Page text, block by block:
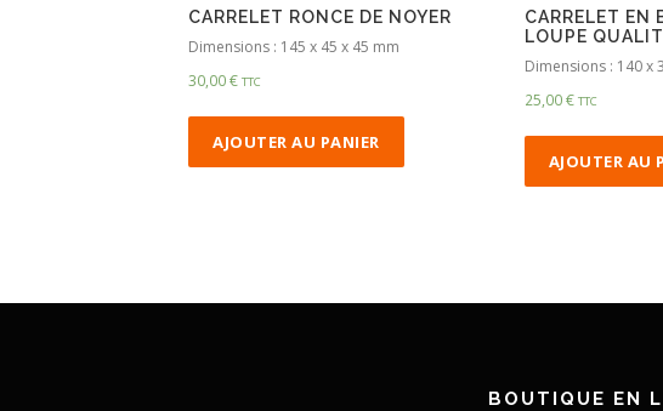
CARRELET RONCE DE NOYER
Dimensions : 145 x 45 x 45 mm
30,00€ TTC
AJOUTER AU PANIER
CARRELET EN
LOUPE
Dimensions : 140 x
25,00€ TTC
AJOUTER AU
BOUTIQUE EN